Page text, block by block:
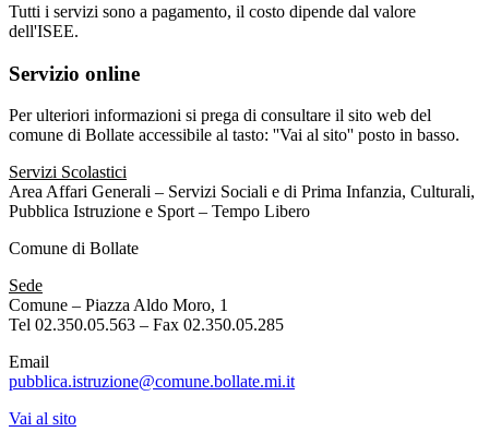
Tutti i servizi sono a pagamento, il costo dipende dal valore
dell'ISEE.
Servizio online
Per ulteriori informazioni si prega di consultare il sito web del
comune di Bollate accessibile al tasto: ''Vai al sito'' posto in basso.
Servizi Scolastici
Area Affari Generali – Servizi Sociali e di Prima Infanzia, Culturali,
Pubblica Istruzione e Sport – Tempo Libero
Comune di Bollate
Sede
Comune – Piazza Aldo Moro, 1
Tel 02.350.05.563 – Fax 02.350.05.285
Email
pubblica.istruzione@comune.bollate.mi.it
Vai al sito